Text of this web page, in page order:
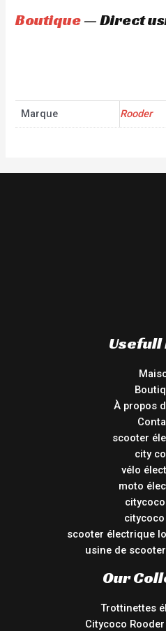
Boutique— Direct
Marque Rooder
Usefull
À propos
scooter
city
vélo
moto
scooter électrique
usine de
Our
Trottinettes
Citycoco